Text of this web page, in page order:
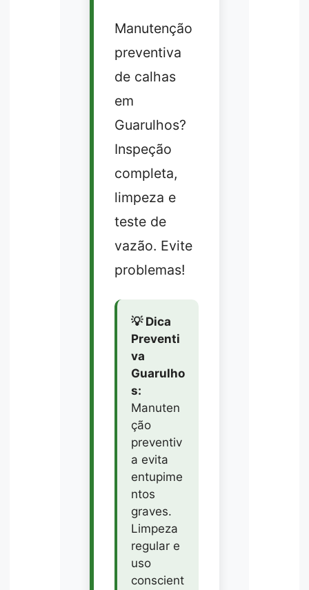
Manutenção
preventiva
de calhas
em
Guarulhos?
Inspeção
completa,
limpeza e
teste de
vazão. Evite
problemas!
💡 Dica
Preventi
va
Guarulho
s:
Manuten
ção
preventiv
a evita
entupime
ntos
graves.
Limpeza
regular e
uso
conscient